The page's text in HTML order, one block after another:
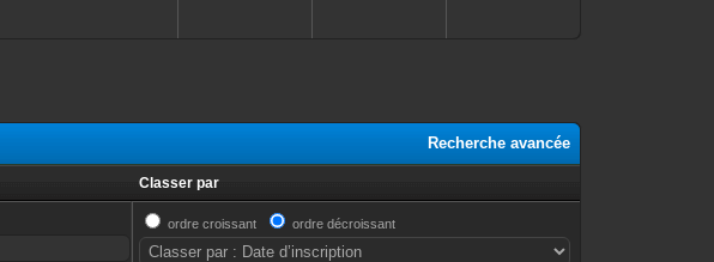
Recherche avancée
Classer par
ordre croissant ordre décroissant